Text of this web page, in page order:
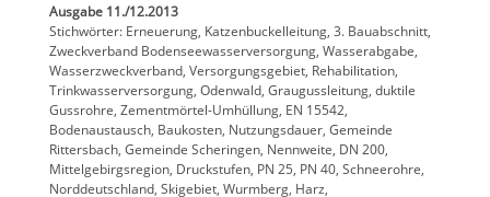
Ausgabe 11./12.2013
Stichwörter: Erneuerung, Katzenbuckelleitung, 3. Bauabschnitt,
Zweckverband Bodenseewasserversorgung, Wasserabgabe,
Wasserzweckverband, Versorgungsgebiet, Rehabilitation,
Trinkwasserversorgung, Odenwald, Graugussleitung, duktile
Gussrohre, Zementmörtel-Umhüllung, EN 15542,
Bodenaustausch, Baukosten, Nutzungsdauer, Gemeinde
Rittersbach, Gemeinde Scheringen, Nennweite, DN 200,
Mittelgebirgsregion, Druckstufen, PN 25, PN 40, Schneerohre,
Norddeutschland, Skigebiet, Wurmberg, Harz,